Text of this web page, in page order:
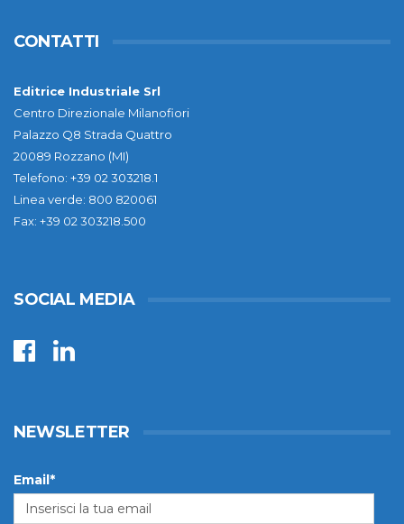
CONTATTI
Editrice Industriale Srl
Centro Direzionale Milanofiori
Palazzo Q8 Strada Quattro
20089 Rozzano (MI)
Telefono: +39 02 303218.1
Linea verde: 800 820061
Fax: +39 02 303218.500
SOCIAL MEDIA
NEWSLETTER
Email*